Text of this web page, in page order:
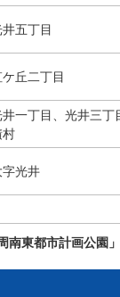
五丁目
丘二丁目
井一丁目、光井三丁
村
字光井
東都市計画公園」